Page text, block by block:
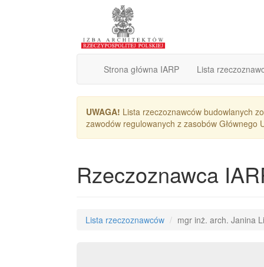
Strona główna IARP Lista
UWAGA! Lista rzeczoznawców budowlanych
zawodów regulowanych z zasobów
Rzeczoznawca
Lista rzeczoznawców mgr inż. arch. Janina